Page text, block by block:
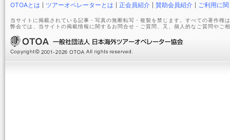
OTOAとは ツアーオペレーターとは 正会員紹介 賛助会員紹介 ご利用に
当サイトに掲載されている記事・写真の無断転写・複製を禁じます。すべての著作権
弊会では、当サイトの掲載情報に関するお問合せ・ご質問、又、個人的なご質問やご